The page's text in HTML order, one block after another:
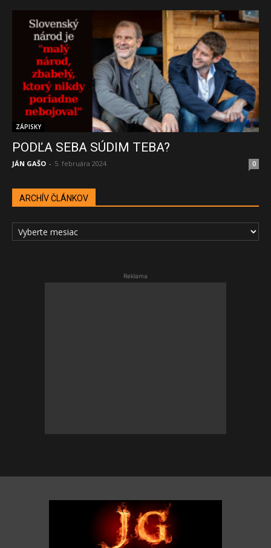
ZÁPISKY
PODĽA SEBA SÚDIM TEBA?
JÁN GAŠO - 5. februára 2024 0
ARCHÍV ČLÁNKOV
ARCHÍV
ČLÁNKOV
Reklama